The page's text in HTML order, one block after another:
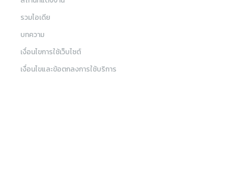
รวมไอเดีย
บทความ
เงื่อนไขการใช้เว็บไซต์
เงื่อนไขและข้อตกลงการใช้บริการ